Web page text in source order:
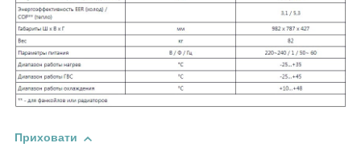
Приховати